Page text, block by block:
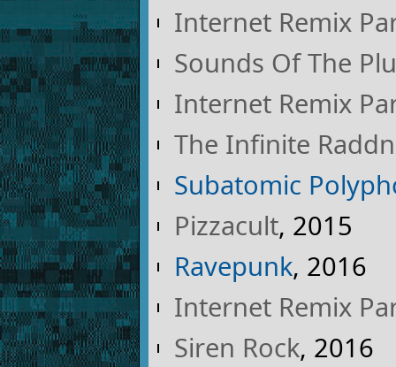
Internet Remix
Sounds Of The
Internet Remix
The Infinite
Subatomic
Pizzacult, 2015
Ravepunk, 2016
Internet Remix
Siren Rock, 2016